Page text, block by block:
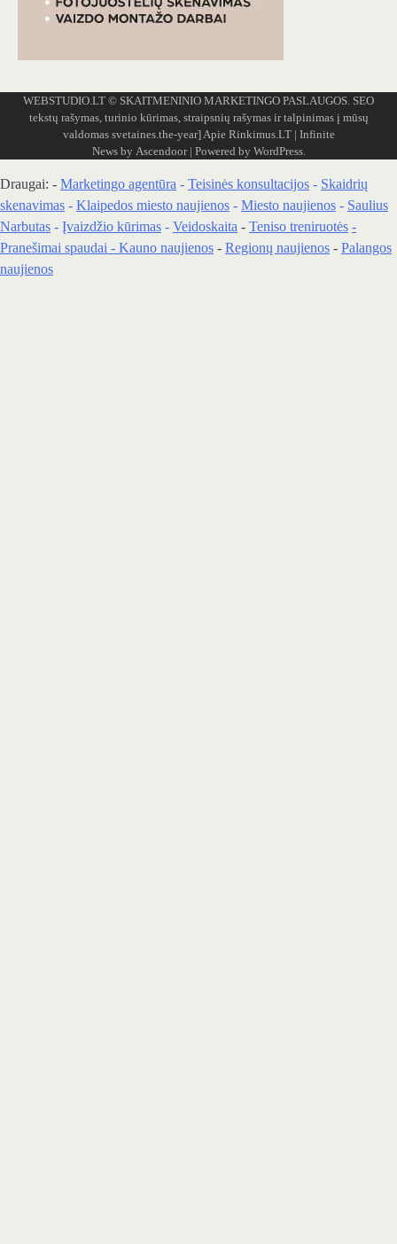
WEBSTUDIO.LT © SKAITMENINIO MARKETINGO PASLAUGOS. SEO
tekstų rašymas, turinio kūrimas, straipsnių rašymas ir talpinimas į mūsų
valdomas svetaines.the-year]Apie Rinkimus.LT| Infinite
News by Ascendoor| Powered by WordPress.
Draugai: - Marketingo agentūra - Teisinės konsultacijos - Skaidrių
skenavimas - Klaipedos miesto naujienos - Miesto naujienos - Saulius
Narbutas - Įvaizdžio kūrimas - Veidoskaita - Teniso treniruotės -
Pranešimai spaudai - Kauno naujienos - Regionų naujienos - Palangos
naujienos